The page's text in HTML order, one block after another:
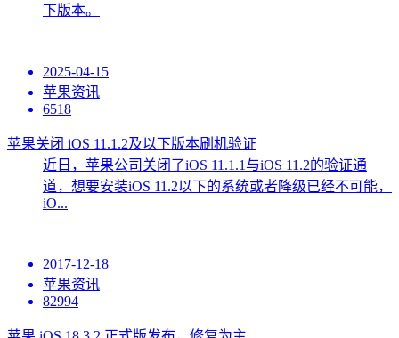
下版本。
2025-04-15
苹果资讯
6518
苹果关闭 iOS 11.1.2及以下版本刷机验证
近日，苹果公司关闭了iOS 11.1.1与iOS 11.2的验证通
道，想要安装iOS 11.2以下的系统或者降级已经不可能，
iO...
2017-12-18
苹果资讯
82994